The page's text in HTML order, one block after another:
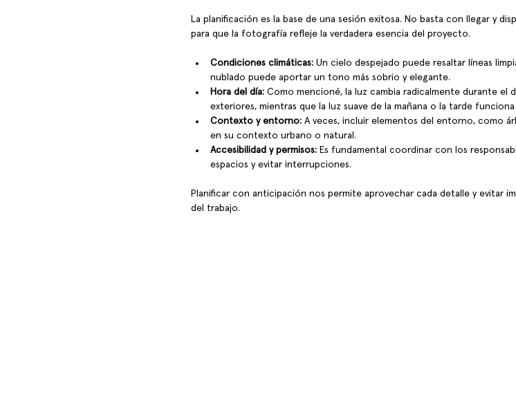
La planificación es la base de una sesión exitosa. No basta con llegar y
para que la fotografía refleje la verdadera esencia del proyecto.
Condiciones climáticas: Un cielo despejado puede resaltar líneas
nublado puede aportar un tono más sobrio y elegante.
Hora del día: Como mencioné, la luz cambia radicalmente durante el
exteriores, mientras que la luz suave de la mañana o la tarde
Contexto y entorno: A veces, incluir elementos del entorno, como
en su contexto urbano o natural.
Accesibilidad y permisos: Es fundamental coordinar con los
espacios y evitar interrupciones.
Planificar con anticipación nos permite aprovechar cada detalle y evitar
del trabajo.